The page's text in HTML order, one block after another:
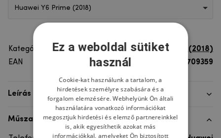
Huawei Y6 Prime (2018)
Kategória
Huawei Y6 Prime (2018)
EAN
8596579709359
Leírás
Műszaki adatok
Ez a weboldal sütiket
használ
Cookie-kat használunk a tartalom, a
hirdetések személyre szabására és a
forgalom elemzésére. Webhelyünk Ön általi
használatára vonatkozó információkat
megosztjuk hirdetési és elemző partnereinkkel
is, akik egyesíthetik azokat más
információkkal, amelyeket Ön biztosított